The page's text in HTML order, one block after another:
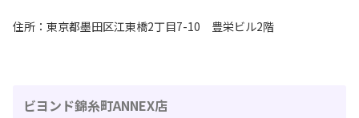
住所：東京都墨田区江東橋2丁目7-10 豊栄ビル2階
ビヨンド錦糸町ANNEX店